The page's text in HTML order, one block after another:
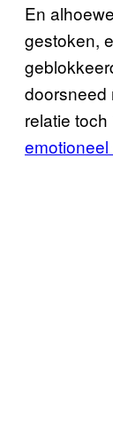
En
gestoken,
doorsneed
relatie